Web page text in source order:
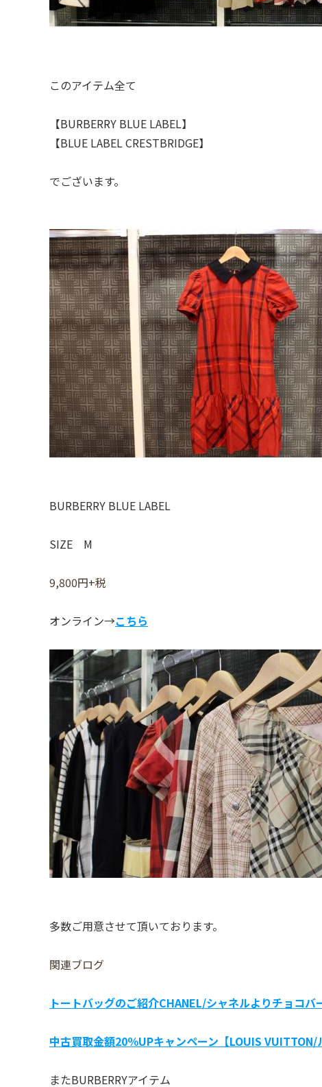
このアイテム全て
【BURBERRY BLUE LABEL】
【BLUE LABEL CRESTBRIDGE】
でございます。
BURBERRY BLUE LABEL
SIZE M
9,800円+税
オンライン→こちら
多数ご用意させて頂いております。
関連ブログ
トートバッグのご紹介CHANEL/シャネルよりチョコバ
中古買取金額20％UPキャンペーン【LOUIS
またBURBERRYアイテム